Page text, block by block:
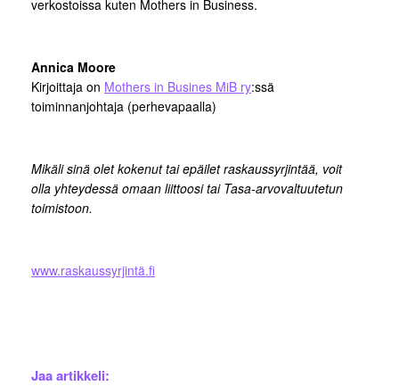
verkostoissa kuten Mothers in Business.
Annica Moore
Kirjoittaja on Mothers in Busines MiB ry:ssä
toiminnanjohtaja (perhevapaalla)
Mikäli sinä olet kokenut tai epäilet raskaussyrjintää, voit
olla yhteydessä omaan liittoosi tai Tasa-arvovaltuutetun
toimistoon.
www.raskaussyrjintä.fi
Jaa artikkeli: